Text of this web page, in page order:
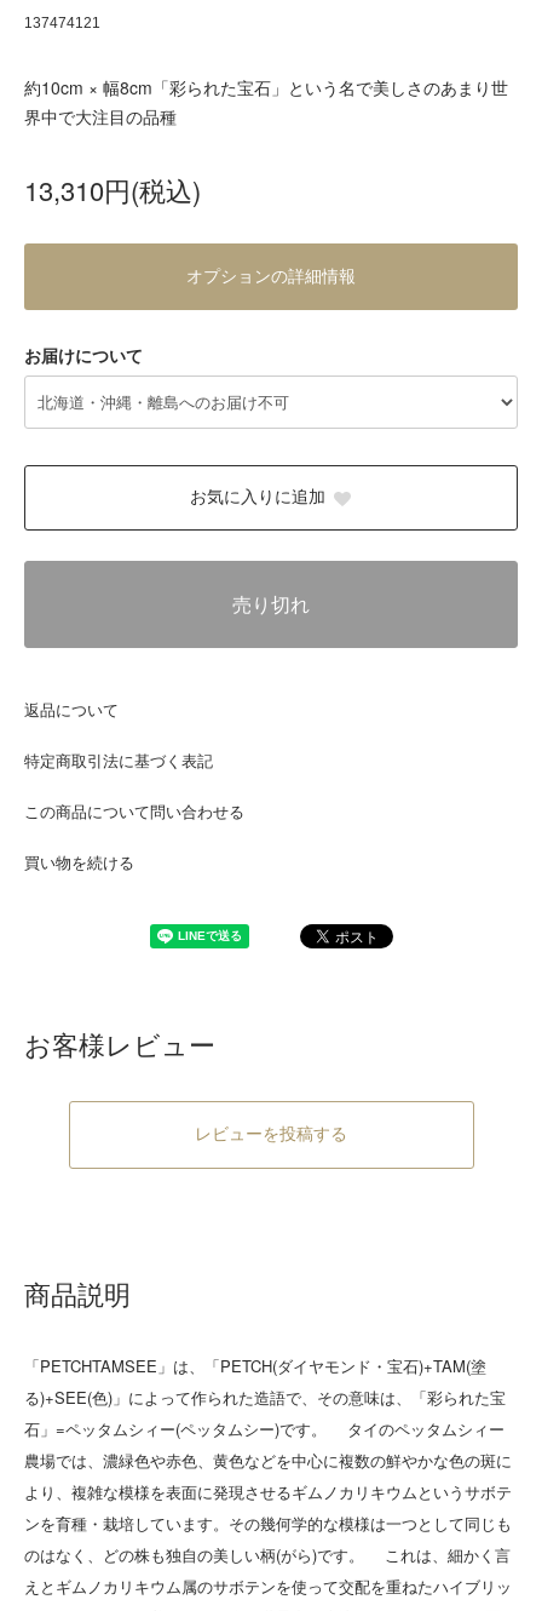
137474121
約10cm × 幅8cm「彩られた宝石」という名で美しさのあまり世
界中で大注目の品種
13,310円(税込)
オプションの詳細情報
お届けについて
お気に入りに追加
売り切れ
返品について
特定商取引法に基づく表記
この商品について問い合わせる
買い物を続ける
お客様レビュー
レビューを投稿する
商品説明
「PETCHTAMSEE」は、「PETCH(ダイヤモンド・宝石)+TAM(塗
る)+SEE(色)」によって作られた造語で、その意味は、「彩られた宝
石」=ペッタムシィー(ペッタムシー)です。 タイのペッタムシィー
農場では、濃緑色や赤色、黄色などを中心に複数の鮮やかな色の斑に
より、複雑な模様を表面に発現させるギムノカリキウムというサボテ
ンを育種・栽培しています。その幾何学的な模様は一つとして同じも
のはなく、どの株も独自の美しい柄(がら)です。 これは、細かく言
えとギムノカリキウム属のサボテンを使って交配を重ねたハイブリッ